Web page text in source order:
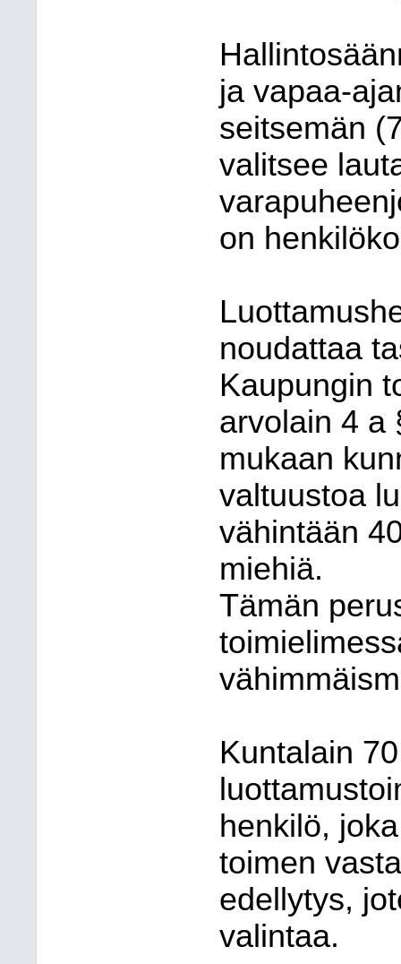
ja vapaa-
seitsemän
valitsee
on
noudattaa
Kaupungin
arvolain 4 a
mukaan
valtuustoa
vähintään
miehiä.
Tämän
Kuntalain
henkilö,
toimen
edellytys,
valintaa.